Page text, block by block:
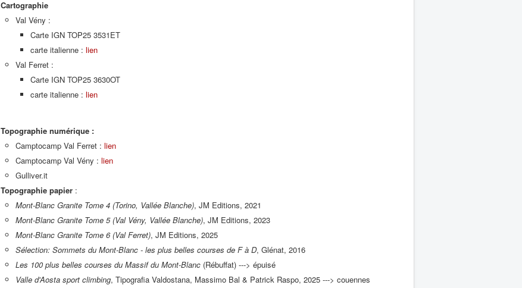
Cartographie
Val Vény :
Carte IGN TOP25 3531ET
carte italienne : lien
Val Ferret :
Carte IGN TOP25 3630OT
carte italienne : lien
Topographie numérique :
Camptocamp Val Ferret : lien
Camptocamp Val Vény : lien
Gulliver.it
Topographie papier :
Mont-Blanc Granite Tome 4 (Torino, Vallée Blanche), JM Editions, 2021
Mont-Blanc Granite Tome 5 (Val Vény, Vallée Blanche), JM Editions, 2023
Mont-Blanc Granite Tome 6 (Val Ferret), JM Editions, 2025
Sélection: Sommets du Mont-Blanc - les plus belles courses de F à D, Glénat, 2016
Les 100 plus belles courses du Massif du Mont-Blanc (Rébuffat) ---> épuisé
Valle d'Aosta sport climbing, Tipografia Valdostana, Massimo Bal & Patrick Raspo, 2025 ---> couennes